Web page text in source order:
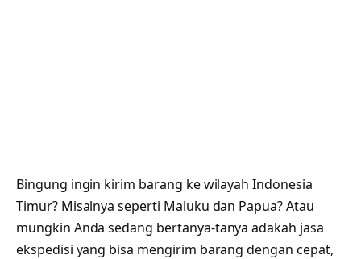
Bingung ingin kirim barang ke wilayah Indonesia
Timur? Misalnya seperti Maluku dan Papua? Atau
mungkin Anda sedang bertanya-tanya adakah jasa
ekspedisi yang bisa mengirim barang dengan cepat,